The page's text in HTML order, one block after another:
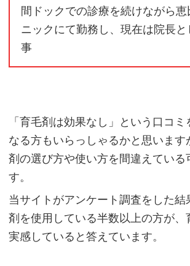
間ドックでの診療を続けながら恵
ニックにて勤務し、現在は院長
事
「育毛剤は効果なし」という口コ
なる方もいらっしゃるかと思いま
剤の選び方や使い方を間違えている
す。
当サイトがアンケート調査をした
剤を使用している半数以上の方が、
実感していると答えています。